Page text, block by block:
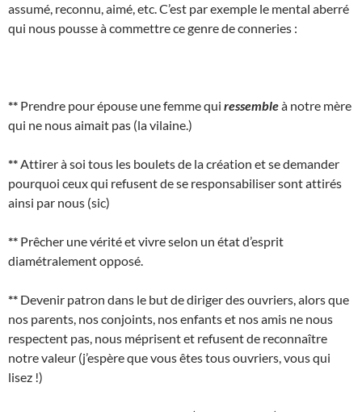
assumé, reconnu, aimé, etc. C’est par exemple le mental aberré
qui nous pousse à commettre ce genre de conneries :
** Prendre pour épouse une femme qui ressembleà notre mère
qui ne nous aimait pas (la vilaine.)
** Attirer à soi tous les boulets de la création et se demander
pourquoi ceux qui refusent de se responsabiliser sont attirés
ainsi par nous (sic)
** Prêcher une vérité et vivre selon un état d’esprit
diamétralement opposé.
** Devenir patron dans le but de diriger des ouvriers, alors que
nos parents, nos conjoints, nos enfants et nos amis ne nous
respectent pas, nous méprisent et refusent de reconnaître
notre valeur (j’espère que vous êtes tous ouvriers, vous qui
lisez !)